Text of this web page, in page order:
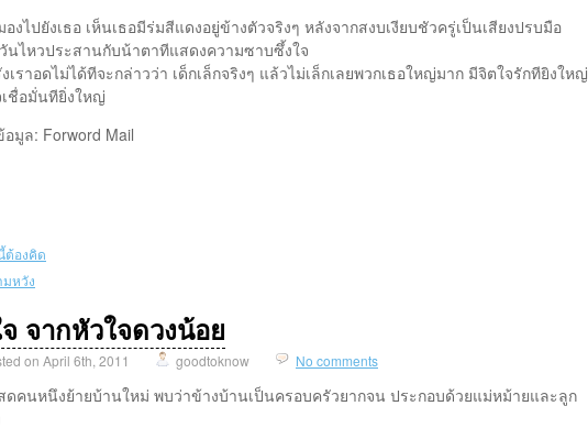
งไปยังเธอ เห็นเธอมีร่มสีแดงอยู่ข้างตัวจริงๆ หลังจากสงบเงียบชัวครู่เป็นเสียงปรบมือ
นไหวประสานกับน้าตาทีแสดงความซาบซึ้งใจ
เราอดไม่ได้ทีจะกล่าวว่า เด็กเล็กจริงๆ แล้วไม่เล็กเลยพวกเธอใหญ่มาก มีจิตใจรักทียิงใหญ่
ชื่อมั่นทียิ่งใหญ่
มูล: Forword Mail
ต้องคิด
มหวัง
จากหัวใจดวงน้อย
on April 6th, 2011 goodtoknow No comments
คนหนึงย้ายบ้านใหม่ พบว่าข้างบ้านเป็นครอบครัวยากจน ประกอบด้วยแม่หม้ายและลูก